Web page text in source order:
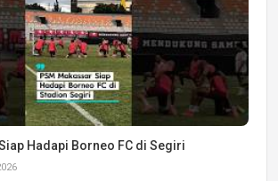
Hadapi Borneo FC di Segiri